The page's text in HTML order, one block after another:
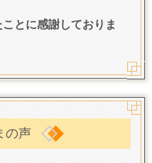
とに感謝しておりま
の声